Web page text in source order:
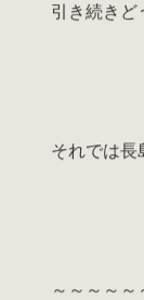
引き続きど
それでは長
～～～～～